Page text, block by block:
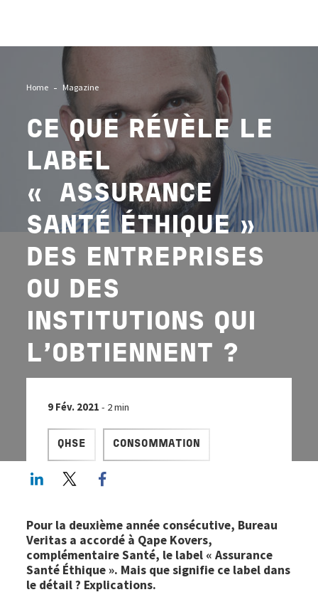
Home Magazine
CE QUE RÉVÈLE LE
LABEL
« ASSURANCE
SANTÉ ÉTHIQUE »
DES ENTREPRISES
OU DES
INSTITUTIONS QUI
L’OBTIENNENT ?
9 Fév. 2021- 2 min
QHSE CONSOMMATION
LinkedInTwitter
Pour la deuxième année consécutive, Bureau
Veritas a accordé à Qape Kovers,
complémentaire Santé, le label « Assurance
Santé Éthique ». Mais que signifie ce label dans
le détail ? Explications.